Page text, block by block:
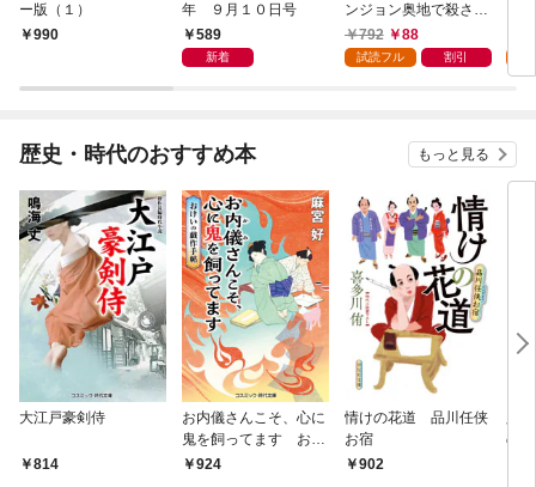
ー版（１）
990
年 ９月１０日号
589
新着
ンジョン奥地で殺され
かけたがギフト『無限
ガチャ』でレベル９９
『ざまぁ！』します！
792 88
試読フル 割引
歴史・時代のおすすめ本 もっと見る
大江戸豪剣侍
814
お内儀さんこそ、心に
鬼を飼ってます おけ
いの戯作手帖
924
情けの花道 品川任侠
お宿
902
の